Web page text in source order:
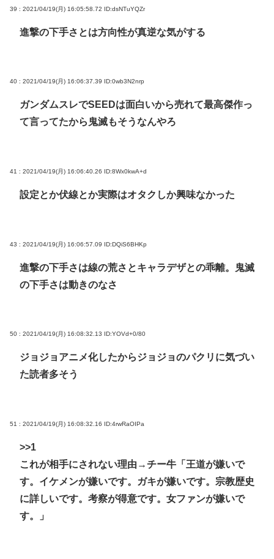
39 : 2021/04/19(月) 16:05:58.72 ID:dsNTuYQZr
進撃の下手さとは方向性が真逆な気がする
40 : 2021/04/19(月) 16:06:37.39 ID:0wb3N2nrp
ガンダムスレでSEEDは面白いから売れて最高傑作っ
て言ってたから鬼滅もそうなんやろ
41 : 2021/04/19(月) 16:06:40.26 ID:8Wx0kwA+d
設定とか伏線とか実際はオタクしか興味なかった
43 : 2021/04/19(月) 16:06:57.09 ID:DQiS6BHKp
進撃の下手さは線の荒さとキャラデザとの乖離。鬼滅
の下手さは動きのなさ
50 : 2021/04/19(月) 16:08:32.13 ID:YOVd+0/80
ジョジョアニメ化したからジョジョのパクリに気づい
た読者多そう
51 : 2021/04/19(月) 16:08:32.16 ID:4rwRaOIPa
>>1
これが相手にされない理由→チー牛「王道が嫌いで
す。イケメンが嫌いです。ガキが嫌いです。宗教歴史
に詳しいです。考察が得意です。女ファンが嫌いで
す。」